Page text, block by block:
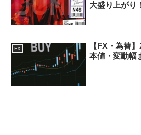
大盛り上がり
FX
【FX・為替
本値・変動幅